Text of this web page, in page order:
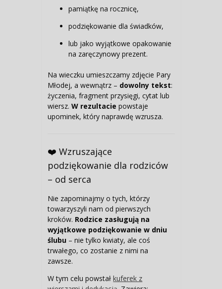
pamiątkę na rocznicę,
podziękowanie dla świadków,
lub jako wyjątkowe opakowanie
na zaręczynowy prezent.
Na wieczku umieszczamy zdjęcie Pary
Młodej, a wewnątrz – dowolny tekst:
życzenia, fragment przysięgi, cytat lub
wiersz.W rezultacie powstaje
upominek, który naprawdę wzrusza.
❤️ Wzruszające
podziękowanie dla rodziców
– od serca
Nie zapominajmy o tych, którzy
towarzyszyli nam od pierwszych
kroków. Rodzice zasługują na
wyjątkowe podziękowanie w dniu
ślubu – nie tylko kwiaty, ale coś
trwałego, co zostanie z nimi na
zawsze.
W tym celu powstałkuferek z